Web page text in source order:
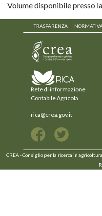
Volume disponibile presso
TRASPARENZA
Rete di informazione
Contabile Agricola
rica@crea.gov.it
CREA - Consiglio per la ricerca in